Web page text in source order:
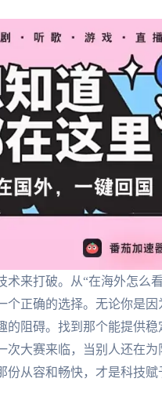
术来打破。从“在海外怎么
个正确的选择。无论你是
的阻碍。找到那个能提供
次大赛来临，当别人还在
从容和畅快，才是科技赋